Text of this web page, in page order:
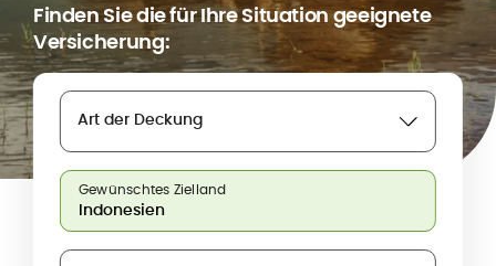
Finden Sie die für Ihre Situation geeignete
Versicherung:
Art der Deckung
Gewünschtes Zielland